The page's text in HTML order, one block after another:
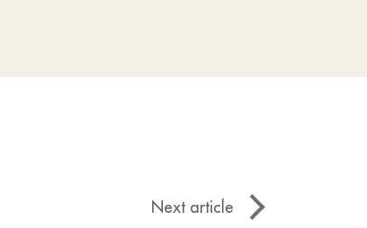
Next article